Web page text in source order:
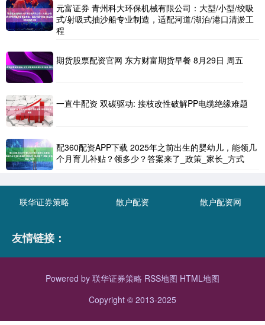
元富证券 青州科大环保机械有限公司：大型/小型/绞吸
式/射吸式抽沙船专业制造，适配河道/湖泊/港口清淤工
程
期货股票配资官网 东方财富期货早餐 8月29日 周五
一直牛配资 双碳驱动: 接枝改性破解PP电缆绝缘难题
配360配资APP下载 2025年之前出生的婴幼儿，能领几
个月育儿补贴？领多少？答案来了_政策_家长_方式
联华证券策略 散户配资 散户配资网
友情链接：
Powered by 联华证券策略 RSS地图 HTML地图
Copyright © 2013-2025